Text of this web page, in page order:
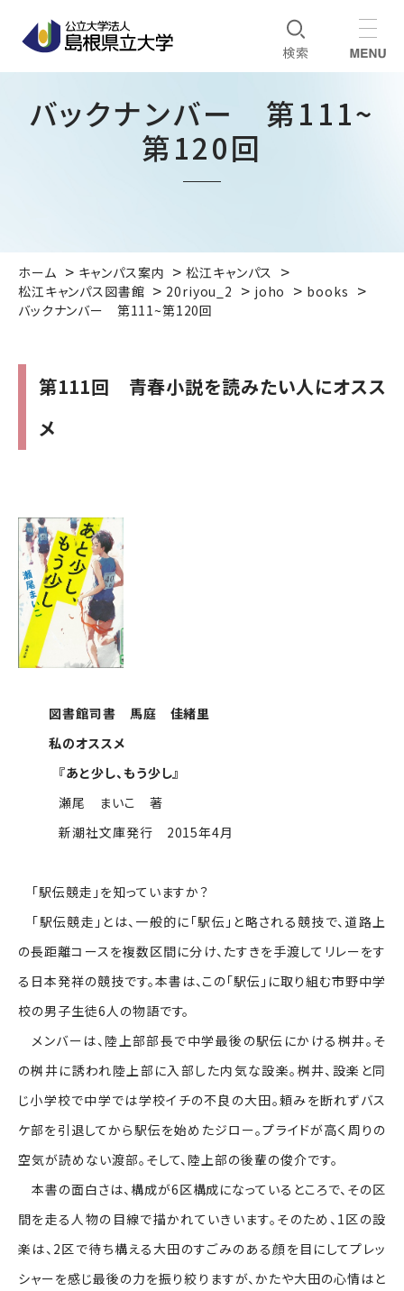
バックナンバー 第111~
第120回
ホーム キャンパス案内
松江キャンパス
松江キャンパス図書館
20riyou_2 joho
books
バックナンバー 第111~第120回
第111回 青春小説を読みたい人にオスス
メ
図書館司書 馬庭 佳緒里
私のオススメ
『あと少し、もう少し』
瀬尾 まいこ 著
新潮社文庫発行 2015年4月
「駅伝競走」を知っていますか？
「駅伝競走」とは、一般的に「駅伝」と略される競技で、道路上
の長距離コースを複数区間に分け、たすきを手渡してリレーをす
る日本発祥の競技です。本書は、この「駅伝」に取り組む市野中学
校の男子生徒6人の物語です。
メンバーは、陸上部部長で中学最後の駅伝にかける桝井。そ
の桝井に誘われ陸上部に入部した内気な設楽。桝井、設楽と同
じ小学校で中学では学校イチの不良の大田。頼みを断れずバス
ケ部を引退してから駅伝を始めたジロー。プライドが高く周りの
空気が読めない渡部。そして、陸上部の後輩の俊介です。
本書の面白さは、構成が6区構成になっているところで、その区
間を走る人物の目線で描かれていきいます。そのため、1区の設
楽は、2区で待ち構える大田のすごみのある顔を目にしてプレッ
シャーを感じ最後の力を振り絞りますが、かたや大田の心情はと